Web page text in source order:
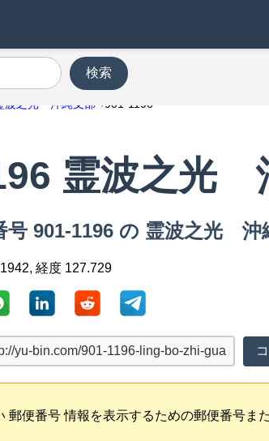
検索
波之光 沖縄支部 901-1196
霊波之光
号 901-1196 の 霊波之光 沖
経度 127.729
郵便番号 情報を表示するための郵便番号ま